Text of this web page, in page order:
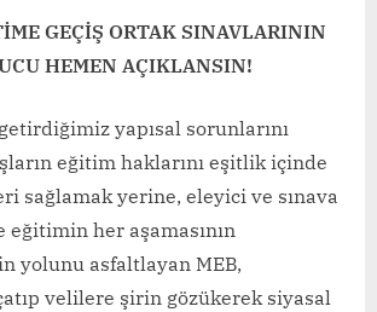
YayınGEÇİŞ ORTAK SINAVLARININ
HEMEN AÇIKLANSIN!
yapısal sorunlarını
eğitim haklarını eşitlik içinde
sağlamak yerine, eleyici ve sınava
eğitimin her aşamasının
yolunu asfaltlayan MEB,
velilere şirin gözükerek siyasal